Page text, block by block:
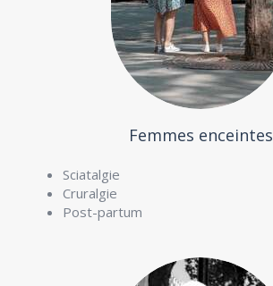
Femmes enceintes
Sciatalgie
Cruralgie
Post-partum